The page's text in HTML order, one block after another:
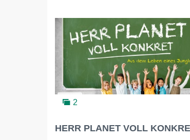
2
HERR PLANET VOLL